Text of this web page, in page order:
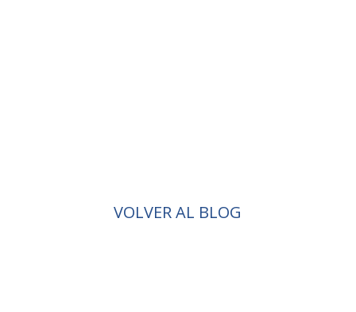
VOLVER AL BLOG